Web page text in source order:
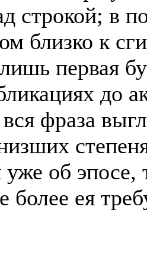
строкой; в
близко к
первая
до
фраза
уже об эпосе,
более ея